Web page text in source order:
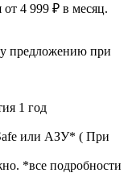
от 4 999 ₽ в месяц.
предложению при
1 год
или AЗУ* ( При
*все подробности